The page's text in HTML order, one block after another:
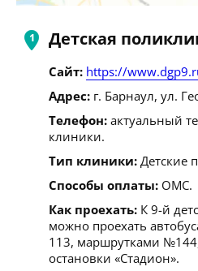
Детская
Сайт: https://
Адрес: г. Барнаул, ул.
Телефон: актуальный
клиники.
Тип клиники: Детские
Способы оплаты: ОМС.
Как проехать: К 9-й
можно проехать
113, маршрутками
остановки «Стадион».